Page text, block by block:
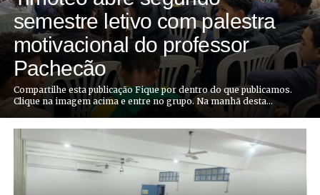
semestre letivo com palestra
motivacional do professor
Pachecão
Compartilhe esta publicação Fique por dentro do que publicamos.
Clique na imagem acima e entre no grupo. Na manhã desta...